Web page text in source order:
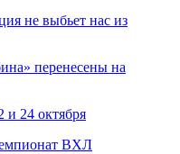
не выбьет нас из
перенесены на
и 24 октября
ВХЛ